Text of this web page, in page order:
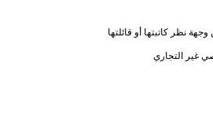
نظر كاتبتها أو قائلتها
غير التجاري